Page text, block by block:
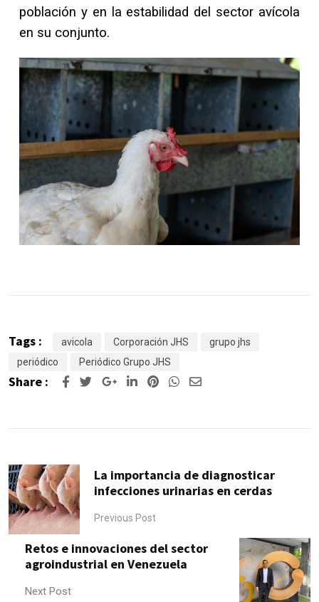
población y en la estabilidad del sector avícola
en su conjunto.
Tags : avicola Corporación JHS
grupo jhs
periódico
Periódico Grupo JHS
Share :
La importancia de diagnosticar
infecciones urinarias en cerdas
Previous Post
Retos e innovaciones del sector
agroindustrial en Venezuela
Next Post